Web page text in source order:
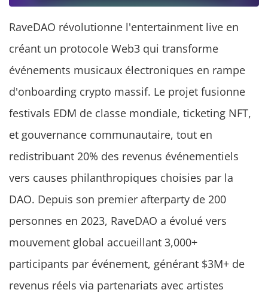
RaveDAO révolutionne l'entertainment live en
créant un protocole Web3 qui transforme
événements musicaux électroniques en rampe
d'onboarding crypto massif. Le projet fusionne
festivals EDM de classe mondiale, ticketing NFT,
et gouvernance communautaire, tout en
redistribuant 20% des revenus événementiels
vers causes philanthropiques choisies par la
DAO. Depuis son premier afterparty de 200
personnes en 2023, RaveDAO a évolué vers
mouvement global accueillant 3,000+
participants par événement, générant $3M+ de
revenus réels via partenariats avec artistes